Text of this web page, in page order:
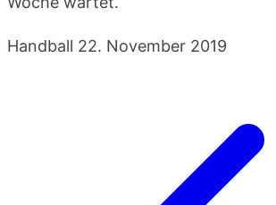
Handball 22. November 2019